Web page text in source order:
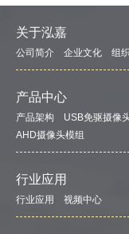
关于泓嘉
公司简介 企业文化 组
产品中心
产品架构 USB免驱摄像
AHD摄像头模组
行业应用
行业应用 视频中心